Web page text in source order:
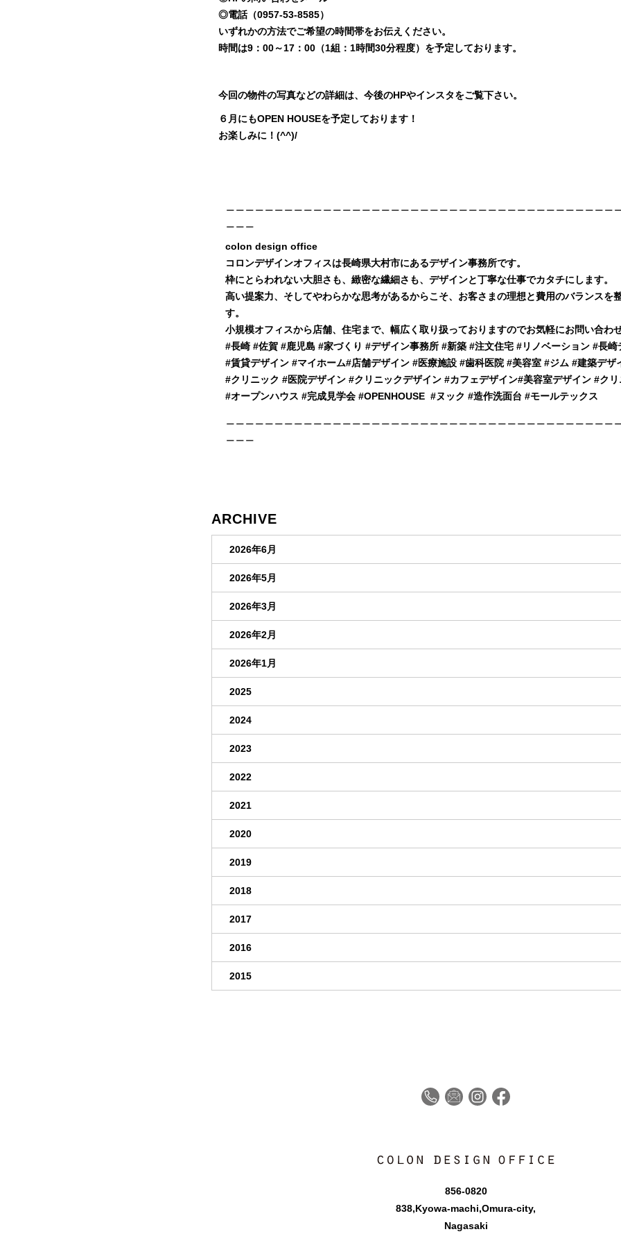
◎電話（0957-53-8585）
いずれかの方法でご希望の時間帯をお伝えください。
時間は9：00～17：00（1組：1時間30分程度）を予定しております。
今回の物件の写真などの詳細は、今後のHPやインスタをご覧下さい。
６月にもOPEN HOUSEを予定しております！
お楽しみに！(^^)/
colon design office
コロンデザインオフィスは⾧崎県大村市にあるデザイン事務所です。
枠にとらわれない大胆さも、緻密な繊細さも、デザインと丁寧な仕事でカタチにします。
高い提案力、そしてやわらかな思考があるからこそ、お客さまの理想と費用のバランスを
す。
小規模オフィスから店舗、住宅まで、幅広く取り扱っておりますのでお気軽にお問い合わせ
#⾧崎 #佐賀 #鹿児島 #家づくり #デザイン事務所 #新築 #注文住宅 #リノベーション #⾧崎
#賃貸デザイン #マイホーム#店舗デザイン #医療施設 #歯科医院 #美容室 #ジム #建築デザ
#クリニック #医院デザイン #クリニックデザイン #カフェデザイン#美容室デザイン #ク
#オープンハウス #完成見学会 #OPENHOUSE #ヌック #造作洗面台 #モールテックス
ARCHIVE
2026年6月
2026年5月
2026年3月
2026年2月
2026年1月
2025
2024
2023
2022
2021
2020
2019
2018
2017
2016
2015
856-0820
838,Kyowa-machi,Omura-city,
Nagasaki